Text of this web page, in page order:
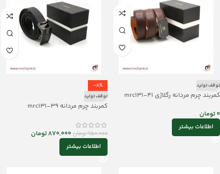
توقف تولید
کمربند چرم مردانه رگلاژی mrc131-41
0 تومان
اطلاعات بیشتر
-8%
توقف تولید
کمربند چرم مردانه mrc131-39
950,000تومان870,000تومان
اطلاعات بیشتر